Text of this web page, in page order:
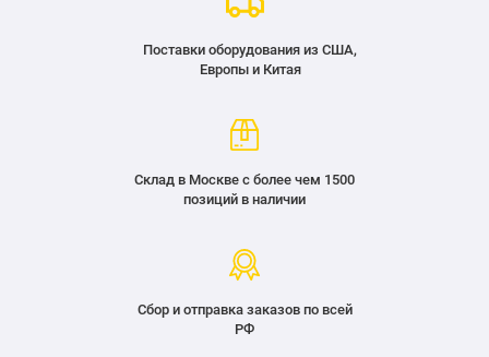
Поставки оборудования из США,
Европы и Китая
Склад в Москве с более чем 1500
позиций в наличии
Сбор и отправка заказов по всей
РФ